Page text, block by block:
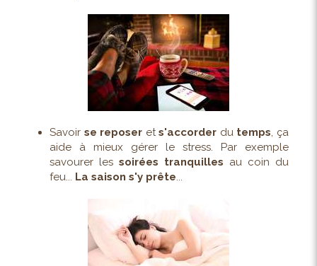
Savoir se reposer ets'accorder du temps, ça
aide à mieux gérer le stress. Par exemple
savourer les soirées tranquilles au coin du
feu... La saison s'y prête...